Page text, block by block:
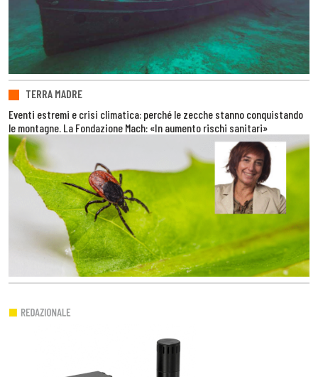
TERRA MADRE
Eventi estremi e crisi climatica: perché le zecche stanno conquistando
le montagne. La Fondazione Mach: «In aumento rischi sanitari»